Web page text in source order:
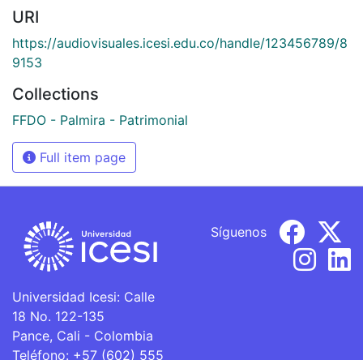
URI
https://audiovisuales.icesi.edu.co/handle/123456789/8
9153
Collections
FFDO - Palmira - Patrimonial
Full item page
Universidad Icesi: Calle
18 No. 122-135
Pance, Cali - Colombia
Teléfono: +57 (602) 555
Síguenos